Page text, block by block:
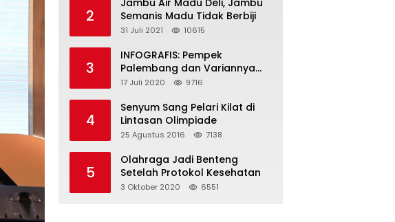
2
Jambu Air Madu Deli, Jambu
Semanis Madu Tidak Berbiji
31 Juli 2021 10615
3
INFOGRAFIS: Pempek
Palembang dan Variannya
yang Melegenda
17 Juli 2020 9716
4
Senyum Sang Pelari Kilat di
Lintasan Olimpiade
25 Agustus 2016 7138
5
Olahraga Jadi Benteng
Setelah Protokol Kesehatan
3 Oktober 2020 6551